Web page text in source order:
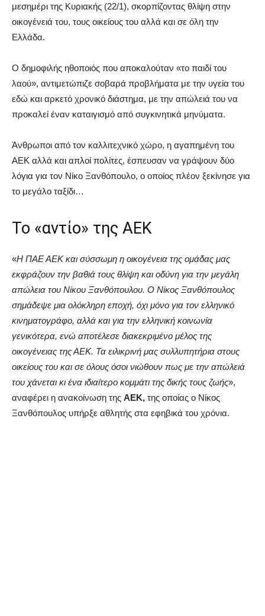
μεσημέρι της Κυριακής (22/1), σκορπίζοντας θλίψη στην
οικογένειά του, τους οικείους του αλλά και σε όλη την
Ελλάδα.
Ο δημοφιλής ηθοποιός που αποκαλούταν «το παιδί του
λαού», αντιμετώπιζε σοβαρά προβλήματα με την υγεία του
εδώ και αρκετό χρονικό διάστημα, με την απώλειά του να
προκαλεί έναν καταιγισμό από συγκινητικά μηνύματα.
Άνθρωποι από τον καλλιτεχνικό χώρο, η αγαπημένη του
ΑΕΚ αλλά και απλοί πολίτες, έσπευσαν να γράψουν δύο
λόγια για τον Νίκο Ξανθόπουλο, ο οποίος πλέον ξεκίνησε για
το μεγάλο ταξίδι…
Το «αντίο» της ΑΕΚ
«Η ΠΑΕ ΑΕΚ και σύσσωμη η οικογένεια της ομάδας μας
εκφράζουν την βαθιά τους θλίψη και οδύνη για την μεγάλη
απώλεια του Νίκου Ξανθόπουλου. Ο Νίκος Ξανθόπουλος
σημάδεψε μια ολόκληρη εποχή, όχι μόνο για τον ελληνικό
κινηματογράφο, αλλά και για την ελληνική κοινωνία
γενικότερα, ενώ αποτέλεσε διακεκριμένο μέλος της
οικογένειας της ΑΕΚ. Τα ειλικρινή μας συλλυπητήρια στους
οικείους του και σε όλους όσοι νιώθουν πως με την απώλειά
του χάνεται κι ένα ιδιαίτερο κομμάτι της δικής τους ζωής»,
αναφέρει η ανακοίνωση της ΑΕΚ, της οποίας ο Νίκος
Ξανθόπουλος υπήρξε αθλητής στα εφηβικά του χρόνια.